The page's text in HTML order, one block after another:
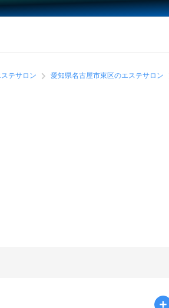
テサロン 愛知県名古屋市東区のエステサロン